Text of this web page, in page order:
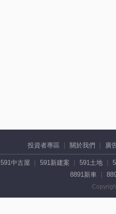
投資者專區 關於我們 廣
591中古屋 591新建案 591土地
8891新車